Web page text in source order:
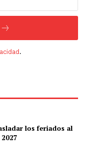
.
los feriados al